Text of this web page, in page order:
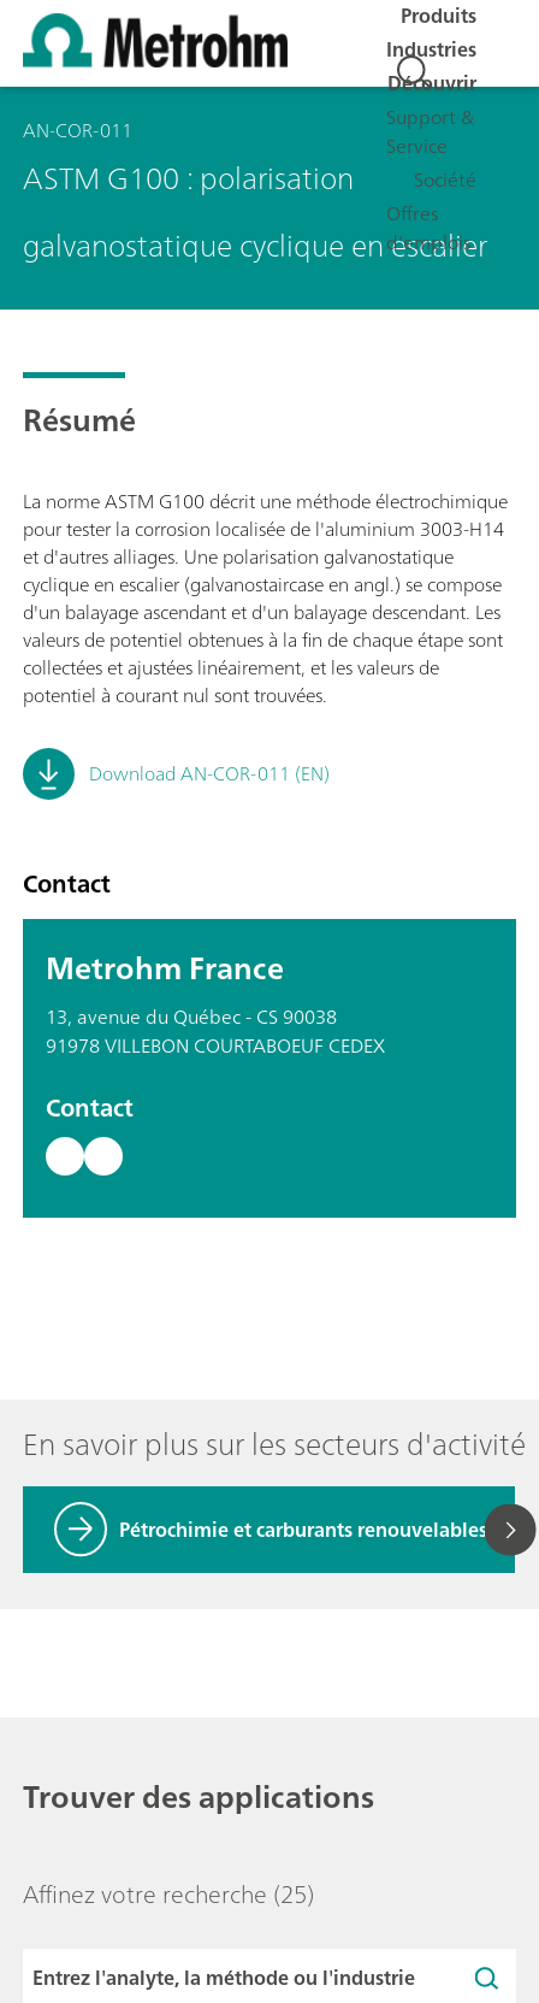
Produits
Industries
Découvrir
Support &
Service
Société
Offres
d'emplois
AN-COR-011
ASTM G100 : polarisation
galvanostatique cyclique en escalier
Résumé
La norme ASTM G100 décrit une méthode électrochimique
pour tester la corrosion localisée de l'aluminium 3003-H14
et d'autres alliages. Une polarisation galvanostatique
cyclique en escalier (galvanostaircase en angl.) se compose
d'un balayage ascendant et d'un balayage descendant. Les
valeurs de potentiel obtenues à la fin de chaque étape sont
collectées et ajustées linéairement, et les valeurs de
potentiel à courant nul sont trouvées.
Download AN-COR-011 (EN)
Contact
Metrohm France
13, avenue du Québec - CS 90038
91978 VILLEBON COURTABOEUF CEDEX
Contact
En savoir plus sur les secteurs d'activité
Pétrochimie et carburants renouvelables
Trouver des applications
Affinez votre recherche (25)